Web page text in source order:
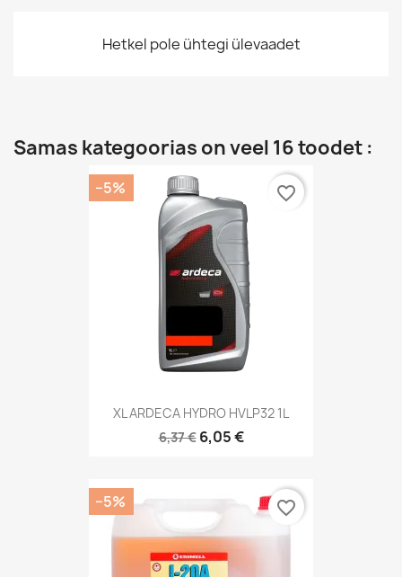
Hetkel pole ühtegi ülevaadet
Samas kategoorias on veel 16 toodet :
XL ARDECA HYDRO HVLP32 1L
6,37 € 6,05 €
−5% favorite_border
−5% favorite_border